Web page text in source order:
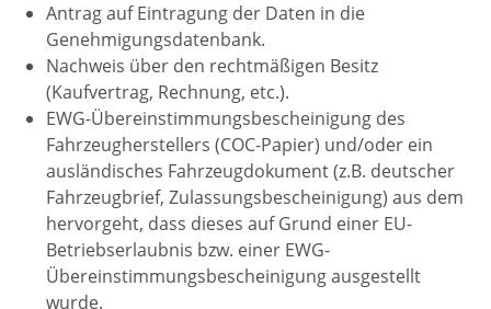
Antrag auf Eintragung der Daten in die
Genehmigungsdatenbank.
Nachweis über den rechtmäßigen Besitz
(Kaufvertrag, Rechnung, etc.).
EWG-Übereinstimmungsbescheinigung des
Fahrzeugherstellers (COC-Papier) und/oder ein
ausländisches Fahrzeugdokument (z.B. deutscher
Fahrzeugbrief, Zulassungsbescheinigung) aus dem
hervorgeht, dass dieses auf Grund einer EU-
Betriebserlaubnis bzw. einer EWG-
Übereinstimmungsbescheinigung ausgestellt
wurde.